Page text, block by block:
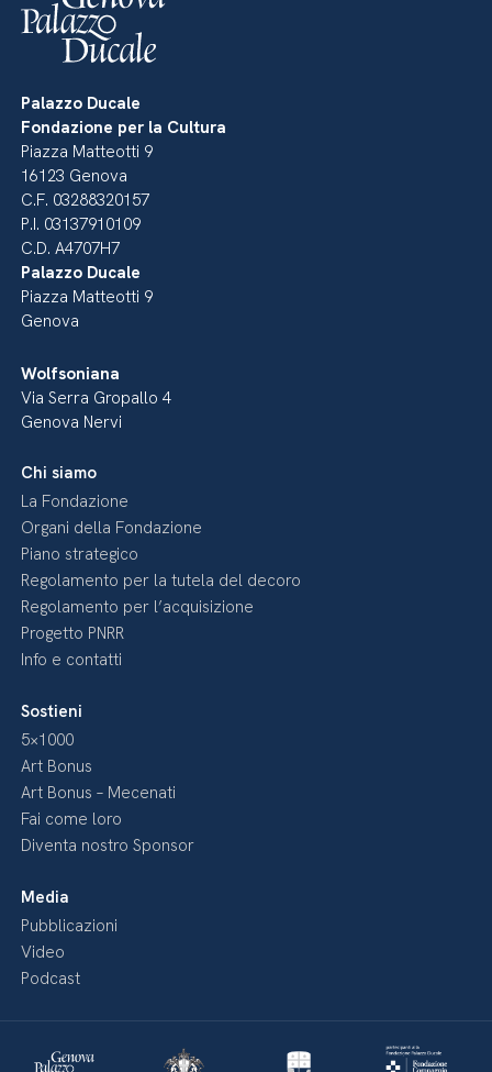
Palazzo Ducale
Fondazione per la Cultura
Piazza Matteotti 9
16123 Genova
C.F. 03288320157
P.I. 03137910109
C.D. A4707H7
Palazzo Ducale
Piazza Matteotti 9
Genova
Wolfsoniana
Via Serra Gropallo 4
Genova Nervi
Chi siamo
La Fondazione
Organi della Fondazione
Piano strategico
Regolamento per la tutela del decoro
Regolamento per l’acquisizione
Progetto PNRR
Info e contatti
Sostieni
5×1000
Art Bonus
Art Bonus – Mecenati
Fai come loro
Diventa nostro Sponsor
Media
Pubblicazioni
Video
Podcast